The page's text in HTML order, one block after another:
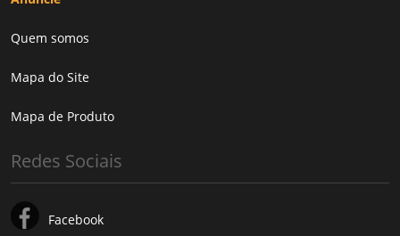
Quem somos
Mapa do Site
Mapa de Produto
Redes Sociais
Facebook